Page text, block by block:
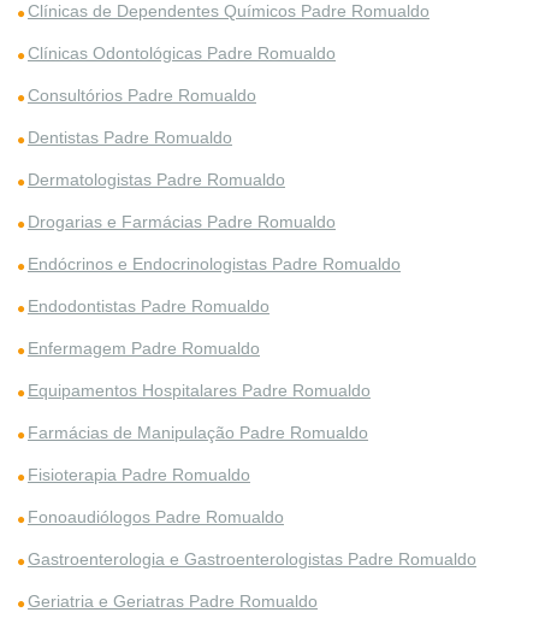
Clínicas de Dependentes Químicos Padre Romualdo
Clínicas Odontológicas Padre Romualdo
Consultórios Padre Romualdo
Dentistas Padre Romualdo
Dermatologistas Padre Romualdo
Drogarias e Farmácias Padre Romualdo
Endócrinos e Endocrinologistas Padre Romualdo
Endodontistas Padre Romualdo
Enfermagem Padre Romualdo
Equipamentos Hospitalares Padre Romualdo
Farmácias de Manipulação Padre Romualdo
Fisioterapia Padre Romualdo
Fonoaudiólogos Padre Romualdo
Gastroenterologia e Gastroenterologistas Padre Romualdo
Geriatria e Geriatras Padre Romualdo